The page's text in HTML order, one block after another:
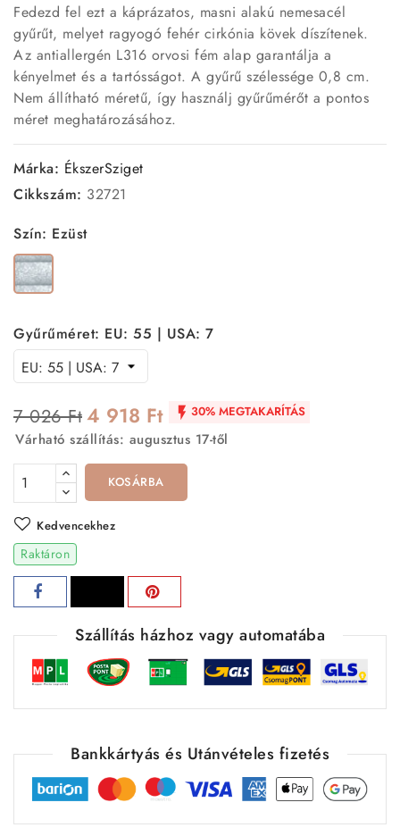
Fedezd fel ezt a káprázatos, masni alakú nemesacél
gyűrűt, melyet ragyogó fehér cirkónia kövek díszítenek.
Az antiallergén L316 orvosi fém alap garantálja a
kényelmet és a tartósságot. A gyűrű szélessége 0,8 cm.
Nem állítható méretű, így használj gyűrűmérőt a pontos
méret meghatározásához.
Márka: ÉkszerSziget
Cikkszám: 32721
Szín: Ezüst
Ezüst
Gyűrűméret: EU: 55 | USA: 7
7 026 Ft4 918 Ft  30% MEGTAKARÍTÁS
Várható szállítás: augusztus 17-től
KOSÁRBA
Kedvencekhez
Raktáron
Szállítás házhoz vagy automatába
Bankkártyás és Utánvételes fizetés